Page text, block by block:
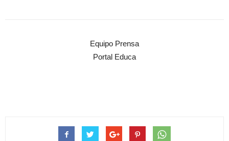
Equipo Prensa
Portal Educa